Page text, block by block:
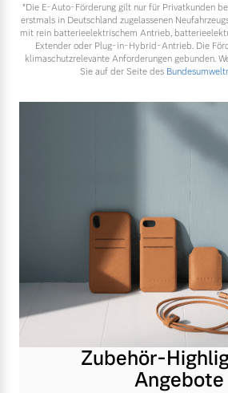
*Die E‑Auto-Förderung gilt nur für Privatkunden
erstmals in Deutschland zugelassenen
mit rein batterieelektrischem Antrieb,
Extender oder Plug-in-Hybrid-Antrieb. Die
klimaschutzrelevante Anforderungen gebunden.
Sie auf der Seite des
Zubehör-
Angebote